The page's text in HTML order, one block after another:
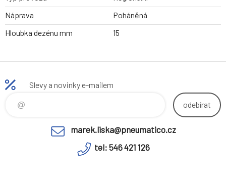
Náprava
Poháněná
Hloubka dezénu mm
15
Slevy a novinky e-mailem
odebírat
marek.liska@pneumatico.cz
tel: 546 421 126